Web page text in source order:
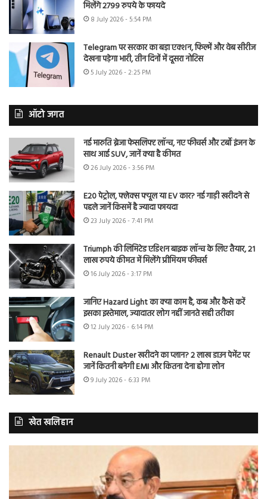
मिलेंगे 2799 रुपये के फायदे
8 July 2026 - 5:54 PM
Telegram पर सरकार का बड़ा एक्शन, फिल्में और वेब सीरीज
देखना पड़ेगा भारी, तीन दिनों में दूसरा नोटिस
5 July 2026 - 2:25 PM
ऑटो जगत
नई मारुति ब्रेजा फेसलिफ्ट लॉन्च, नए फीचर्स और टर्बो इंजन के
साथ आई SUV, जानें क्या है कीमत
26 July 2026 - 3:56 PM
E20 पेट्रोल, फ्लेक्स फ्यूल या EV कार? नई गाड़ी खरीदने से
पहले जानें किसमें है ज्यादा फायदा
23 July 2026 - 7:41 PM
Triumph की लिमिटेड एडिशन बाइक लॉन्च के लिए तैयार, 21
लाख रुपये कीमत में मिलेंगे प्रीमियम फीचर्स
16 July 2026 - 3:17 PM
जानिए Hazard Light का क्या काम है, कब और कैसे करें
इसका इस्तेमाल, ज्यादातर लोग नहीं जानते सही तरीका
12 July 2026 - 6:14 PM
Renault Duster खरीदने का प्लान? 2 लाख डाउन पेमेंट पर
जानें कितनी बनेगी EMI और कितना देना होगा लोन
9 July 2026 - 6:33 PM
खेत खलिहान